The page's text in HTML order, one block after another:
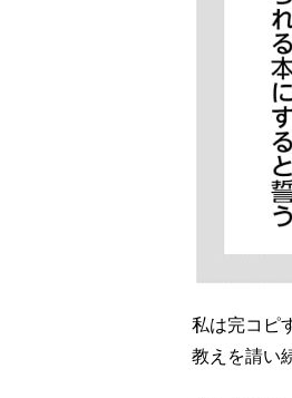
私は完コピ
教えを請い